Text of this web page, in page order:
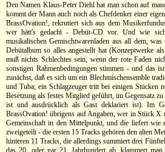
Den Namen Klaus-Peter Diehl hat man schon auf
kommt der Mann auch noch als Chefdenker einer
BrassOvation!, rekrutiert sich aus dem
wer hätt's gedacht - Debüt-CD vor. Und wie
musikalischen Gemischtwarenladen aus all dem,
Debütalbum so alles angestellt hat (Konzeptwerke
muß nichts Schlechtes sein, wenn der rote Faden
sonstigen Rahmenbedingungen stimmen - und
zunächst, daß es sich um ein Blechmischensemble
und Tuba; ein Schlagzeuger tritt bei einigen
Besetzung als festes Mitglied geführt, im Gegensatz
ist und ausdrücklich als Gast deklariert ist). Im
BrassOvation! übrigens auf Angaben, wer in Stück X
Gemeinschaft in den Mittelpunkt, und die liefert wie
zweigeteilt - die ersten 15 Tracks gehören den alten
hinteren 11 Tracks, die allerdings summiert drei
das 20. oder gar 21. Jahrhundert ab, klammert